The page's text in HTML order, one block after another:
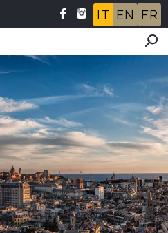
IT EN FR